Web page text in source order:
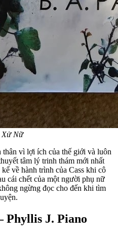
Xử Nữ
vì lợi ích của thế giới và luôn
tâm lý trinh thám mới nhất
về hành trình của Cass khi cô
cái chết của một người phụ nữ
ngừng đọc cho đến khi tìm
Phyllis J. Piano